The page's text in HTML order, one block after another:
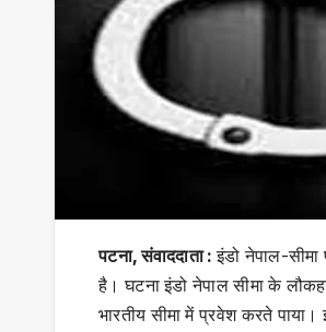
पटना, संवाददाता :इंडो नेपाल-
है। घटना इंडो नेपाल सीमा के
भारतीय सीमा में प्रवेश करते